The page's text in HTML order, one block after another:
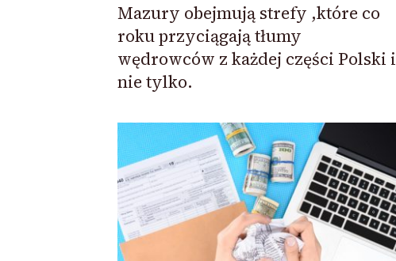
Mazury obejmują strefy ,które co
roku przyciągają tłumy
wędrowców z każdej części Polski i
nie tylko.